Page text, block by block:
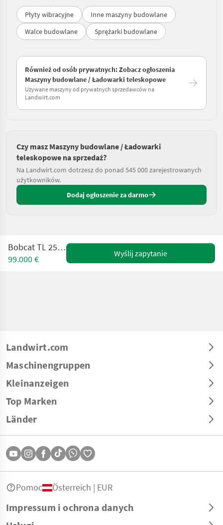
Płyty wibracyjne
Inne maszyny budowlane
Walce budowlane
Sprężarki budowlane
Również od osób prywatnych: Zobacz ogłoszenia
Maszyny budowlane / Ładowarki teleskopowe
Używane maszyny od prywatnych sprzedawców na
Landwirt.com
Czy masz Maszyny budowlane / Ładowarki
teleskopowe na sprzedaż?
Na Landwirt.com dotrzesz do ponad 545 000 zarejestrowanych
użytkowników.
Dodaj ogłoszenie za darmo
Bobcat TL 25.60 Agri 3
99.000 €
Wyślij zapytanie
Landwirt.com
Maschinengruppen
Kleinanzeigen
Top Marken
Länder
Impressum i ochrona danych
Pomoc Österreich | EUR